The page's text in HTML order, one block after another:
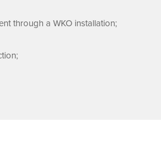
through a WKO installation;